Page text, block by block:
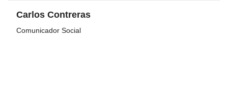
Carlos Contreras
Comunicador Social